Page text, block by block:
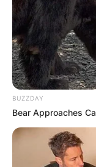
BUZZDAY
Bear Approaches